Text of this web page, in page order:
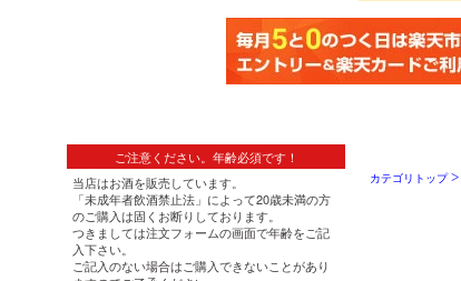
カテゴリトップ>